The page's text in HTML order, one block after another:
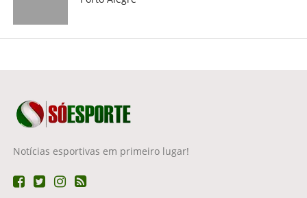
Notícias esportivas em primeiro lugar!